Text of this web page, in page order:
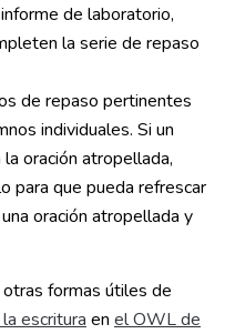
de laboratorio,
la serie de repaso
de repaso pertinentes
individuales. Si un
oración atropellada,
para que pueda refrescar
oración atropellada y
formas útiles de
escritura en el OWL de